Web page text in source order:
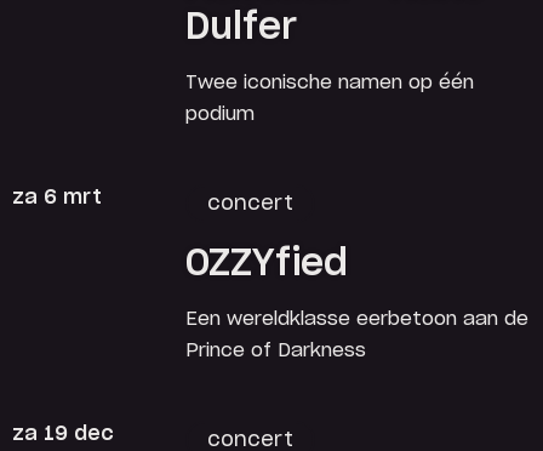
Dulfer
Twee iconische namen op één
podium
za 6 mrt concert
OZZYfied
Een wereldklasse eerbetoon aan de
Prince of Darkness
za 19 dec concert